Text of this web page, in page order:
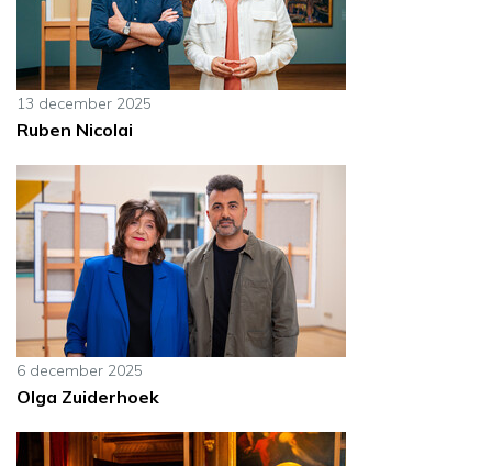
13 december 2025
Ruben Nicolai
6 december 2025
Olga Zuiderhoek